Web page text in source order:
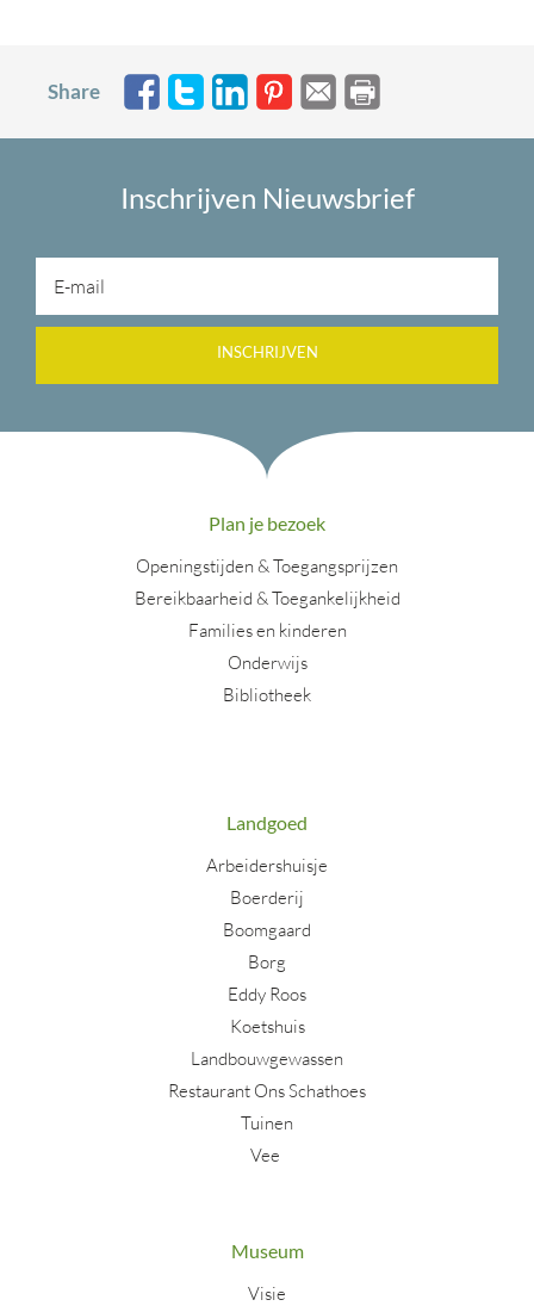
Share
Inschrijven Nieuwsbrief
INSCHRIJVEN
Plan je bezoek
Openingstijden & Toegangsprijzen
Bereikbaarheid & Toegankelijkheid
Families en kinderen
Onderwijs
Bibliotheek
Landgoed
Arbeidershuisje
Boerderij
Boomgaard
Borg
Eddy Roos
Koetshuis
Landbouwgewassen
Restaurant Ons Schathoes
Tuinen
Vee
Museum
Visie